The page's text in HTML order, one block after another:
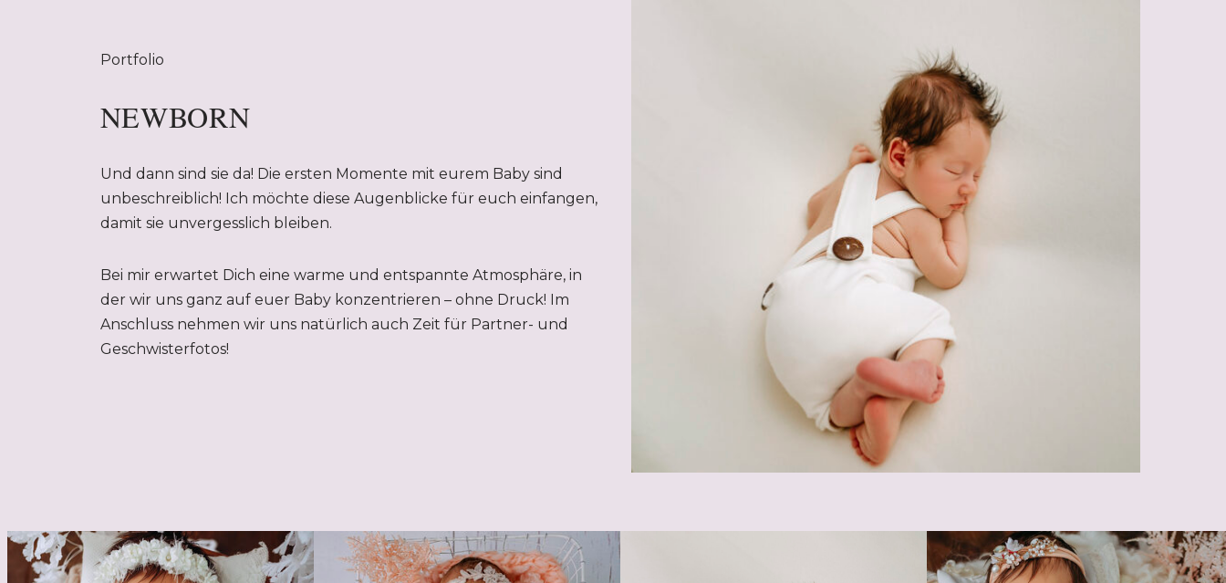
Portfolio
NEWBORN
Und dann sind sie da! Die ersten Momente mit eurem Baby sind
unbeschreiblich! Ich möchte diese Augenblicke für euch einfangen,
damit sie unvergesslich bleiben.
Bei mir erwartet Dich eine warme und entspannte Atmosphäre, in
der wir uns ganz auf euer Baby konzentrieren – ohne Druck! Im
Anschluss nehmen wir uns natürlich auch Zeit für Partner- und
Geschwisterfotos!